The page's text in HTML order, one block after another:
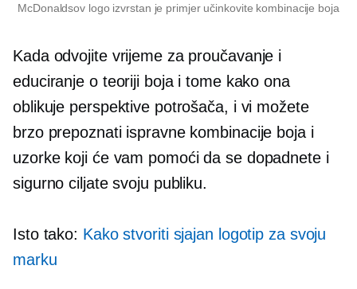
McDonaldsov logo izvrstan je primjer učinkovite kombinacije boja
Kada odvojite vrijeme za proučavanje i
educiranje o teoriji boja i tome kako ona
oblikuje perspektive potrošača, i vi možete
brzo prepoznati ispravne kombinacije boja i
uzorke koji će vam pomoći da se dopadnete i
sigurno ciljate svoju publiku.
Isto tako: Kako stvoriti sjajan logotip za svoju
marku